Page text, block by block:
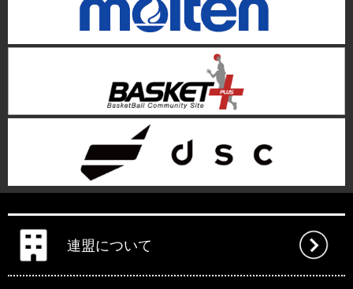
連盟について